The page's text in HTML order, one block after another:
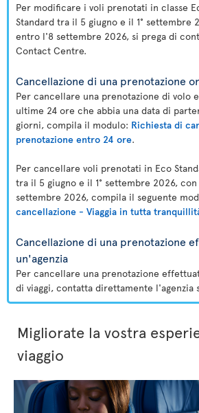
Per modificare i voli prenotati in classe
Standard tra il 5 giugno e il 1° settembre
entro l'8 settembre 2026, si prega di
Contact Centre.
Cancellazione di una prenotazione
Per cancellare una prenotazione di volo
ultime 24 ore che abbia una data di
giorni, compila il modulo: Richiesta di
prenotazione entro 24 ore.
Per cancellare voli prenotati in Eco
tra il 5 giugno e il 1° settembre 2026,
settembre 2026, compila il seguente
cancellazione - Viaggia in tutta
Cancellazione di una prenotazione
un'agenzia
Per cancellare una prenotazione
di viaggi, contatta direttamente l'agenzia
Migliorate la vostra
viaggio